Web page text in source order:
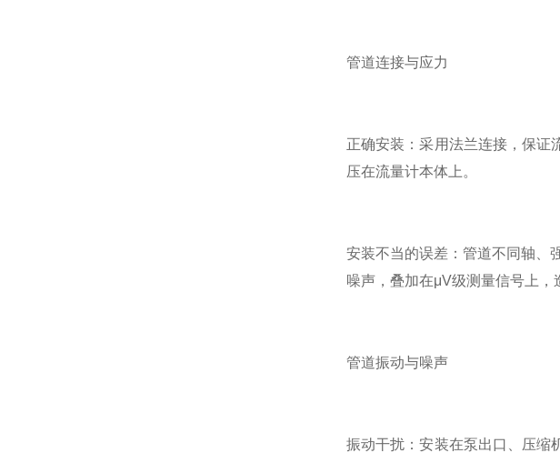
管道连接与应力
正确安装：采用法兰连接，保证
压在流量计本体上。
安装不当的误差：管道不同轴、
噪声，叠加在μV级测量信号上，
管道振动与噪声
振动干扰：安装在泵出口、压缩